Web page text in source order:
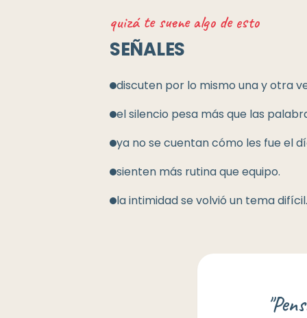
quizá te suene algo de esto
SEÑALES
discuten por lo mismo una y otra
el silencio pesa más que las
ya no se cuentan cómo les fue el
sienten más rutina que equipo.
la intimidad se volvió un tema difícil.
"